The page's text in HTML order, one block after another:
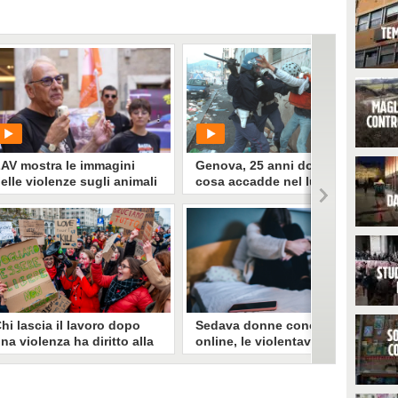
mostra le immagini
violenze sugli animali
circhi fuori il Ministero
Cultura
PLAY
608• diGaia Martignetti
lascia il lavoro dopo
violenza ha diritto alla
l'annuncio dell'Inps
Genova, 25 anni dopo:
cosa accadde nel luglio
2001, dall'uccisione di
Carlo Giuliani alle
condanne per tortura
PLAY
0• diFrancesca Moriero
Sedava donne conosciute
online, le violentava e
filmava gli abusi: arrestato